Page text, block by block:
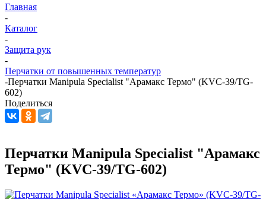
Главная
-
Каталог
-
Защита рук
-
Перчатки от повышенных температур
-Перчатки Manipula Specialist "Арамакс Термо" (KVC-39/TG-
602)
Поделиться
Перчатки Manipula Specialist "Арамакс
Термо" (KVC-39/TG-602)